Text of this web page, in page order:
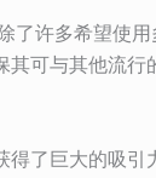
许多希望使
可与其他流
了巨大的吸